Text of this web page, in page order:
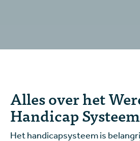
Alles over het
Handicap Systeem
Het handicapsysteem is